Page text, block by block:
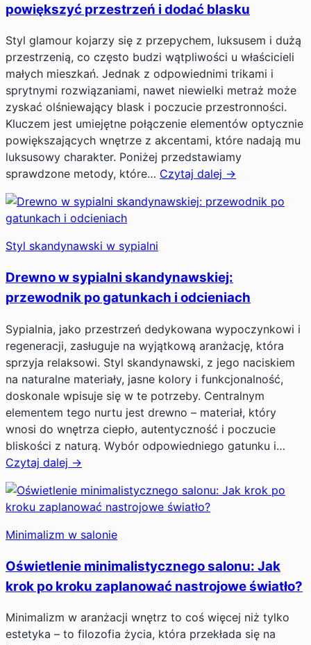
powiększyć przestrzeń i dodać blasku
Styl glamour kojarzy się z przepychem, luksusem i dużą
przestrzenią, co często budzi wątpliwości u właścicieli
małych mieszkań. Jednak z odpowiednimi trikami i
sprytnymi rozwiązaniami, nawet niewielki metraż może
zyskać olśniewający blask i poczucie przestronności.
Kluczem jest umiejętne połączenie elementów optycznie
powiększających wnętrze z akcentami, które nadają mu
luksusowy charakter. Poniżej przedstawiamy
sprawdzone metody, które… Czytaj dalej →
Styl skandynawski w sypialni
Drewno w sypialni skandynawskiej:
przewodnik po gatunkach i odcieniach
Sypialnia, jako przestrzeń dedykowana wypoczynkowi i
regeneracji, zasługuje na wyjątkową aranżację, która
sprzyja relaksowi. Styl skandynawski, z jego naciskiem
na naturalne materiały, jasne kolory i funkcjonalność,
doskonale wpisuje się w te potrzeby. Centralnym
elementem tego nurtu jest drewno – materiał, który
wnosi do wnętrza ciepło, autentyczność i poczucie
bliskości z naturą. Wybór odpowiedniego gatunku i…
Czytaj dalej →
Minimalizm w salonie
Oświetlenie minimalistycznego salonu: Jak
krok po kroku zaplanować nastrojowe światło?
Minimalizm w aranżacji wnętrz to coś więcej niż tylko
estetyka – to filozofia życia, która przekłada się na